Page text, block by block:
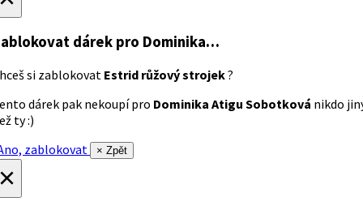
dárek pro Dominika…
si zablokovat Estrid růžový strojek?
dárek pak nekoupí pro Dominika Atigu Sobotková nikdo
ty :)
zablokovat
× Zpět